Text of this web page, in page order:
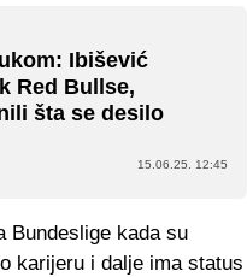
Ibišević
Red Bullse,
šta se desilo
15.06.25. 12:45
Bundeslige kada su
karijeru i dalje ima status